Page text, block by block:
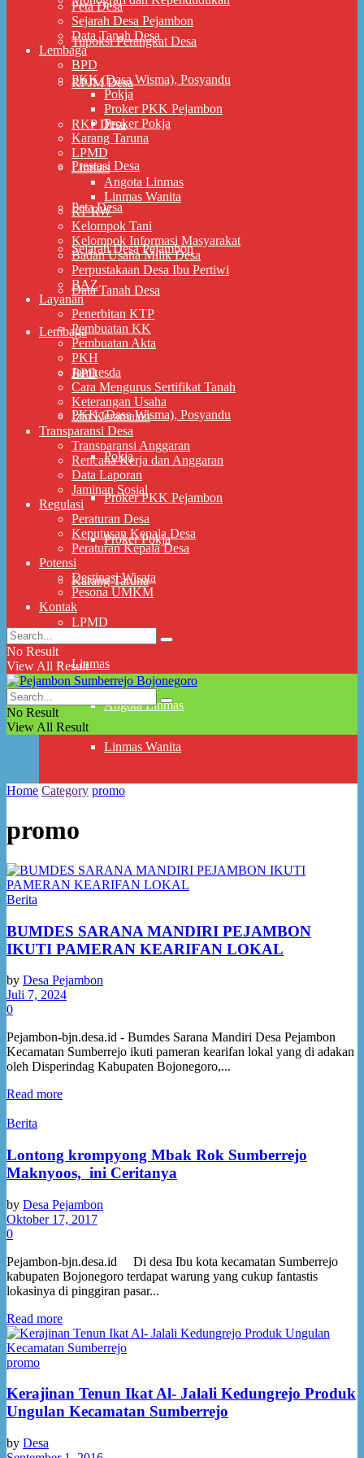
Tupoksi Perangkat Desa
RPJM Desa
RKP Desa
Prestasi Desa
Peta Desa
Sejarah Desa Pejambon
Data Tanah Desa
Lembaga
BPD
PKK (Dasa Wisma), Posyandu
Pokja
Proker PKK Pejambon
Proker Pokja
Karang Taruna
LPMD
Linmas
Angota Linmas
Linmas Wanita
RT RW
Kelompok Tani
Kelompok Informasi Masyarakat
Perpustakaan Desa Ibu Pertiwi
Layanan
Pembuatan Akta
PKH
Cara Mengurus Sertifikat Tanah
Keterangan Usaha
Transparansi Desa
Transparansi Anggaran
Peta Desa
Sejarah Desa Pejambon
Data Tanah Desa
Lembaga
BPD
PKK (Dasa Wisma), Posyandu
Pokja
Proker PKK Pejambon
Proker Pokja
Karang Taruna
LPMD
Linmas
Angota Linmas
Linmas Wanita
RT RW
Kelompok Tani
Kelompok Informasi Masyarakat
Badan Usaha Milik Desa
Perpustakaan Desa Ibu Pertiwi
BAZ
Layanan
Penerbitan KTP
Pembuatan KK
Pembuatan Akta
PKH
Jamkesda
Cara Mengurus Sertifikat Tanah
Keterangan Usaha
Izin Keramaian
Transparansi Desa
Transparansi Anggaran
Rencana Kerja dan Anggaran
Data Laporan
Jaminan Sosial
Regulasi
Peraturan Desa
Keputusan Kepala Desa
Peraturan Kepala Desa
Potensi
Destinasi Wisata
Pesona UMKM
Kontak
No Result
View All Result
No Result
View All Result
Home Category promo
promo
Berita
BUMDES SARANA MANDIRI PEJAMBON
IKUTI PAMERAN KEARIFAN LOKAL
by Desa Pejambon
Juli 7, 2024
0
Pejambon-bjn.desa.id - Bumdes Sarana Mandiri Desa Pejambon
Kecamatan Sumberrejo ikuti pameran kearifan lokal yang di adakan
oleh Disperindag Kabupaten Bojonegoro,...
Read more
Berita
Lontong krompyong Mbak Rok Sumberrejo
Maknyoos, ini Ceritanya
by Desa Pejambon
Oktober 17, 2017
0
Pejambon-bjn.desa.id Di desa Ibu kota kecamatan Sumberrejo
kabupaten Bojonegoro terdapat warung yang cukup fantastis
lokasinya di pinggiran pasar...
Read more
promo
Kerajinan Tenun Ikat Al- Jalali Kedungrejo Produk
Ungulan Kecamatan Sumberrejo
by Desa